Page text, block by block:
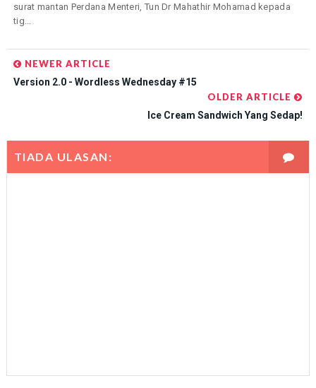
surat mantan Perdana Menteri, Tun Dr Mahathir Mohamad kepada
tig...
NEWER ARTICLE
Version 2.0 - Wordless Wednesday #15
OLDER ARTICLE
Ice Cream Sandwich Yang Sedap!
TIADA ULASAN: